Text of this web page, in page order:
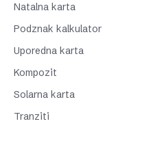
Natalna karta
Podznak kalkulator
Uporedna karta
Kompozit
Solarna karta
Tranziti